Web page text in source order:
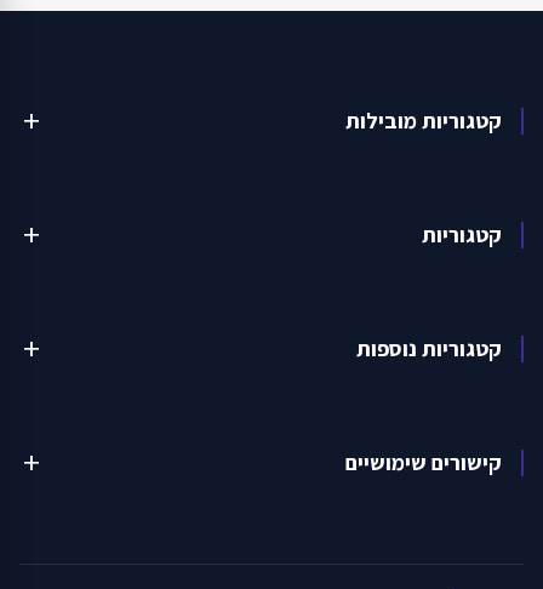
קטגוריות מובילות add
קטגוריות add
קטגוריות נוספות add
קישורים שימושיים add